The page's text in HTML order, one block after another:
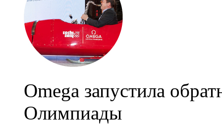
Omega запустила
Олимпиады